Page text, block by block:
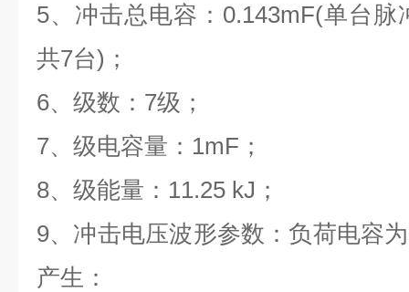
5、冲击总电容：0.143mF(单台脉
共7台)；
6、级数：7级；
7、级电容量：1mF；
8、级能量：11.25 kJ；
9、冲击电压波形参数：负荷电容
产生：